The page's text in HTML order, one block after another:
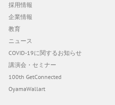
採用情報
企業情報
教育
ニュース
COVID-19に関するお知らせ
講演会・セミナー
100th GetConnected
OyamaWallart